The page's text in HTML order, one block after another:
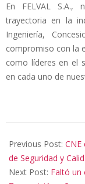
En FELVAL
trayectoria en la
Ingeniería,
compromiso con la
como líderes en el
en cada uno de
10-
18
Previous Post:
de Seguridad y
Next Post: Faltó un